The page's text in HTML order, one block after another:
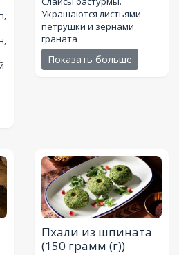
Украшаются листьями
петрушки и зернами
граната
Показать больше
Пхали из шпината
(150 грамм (г))